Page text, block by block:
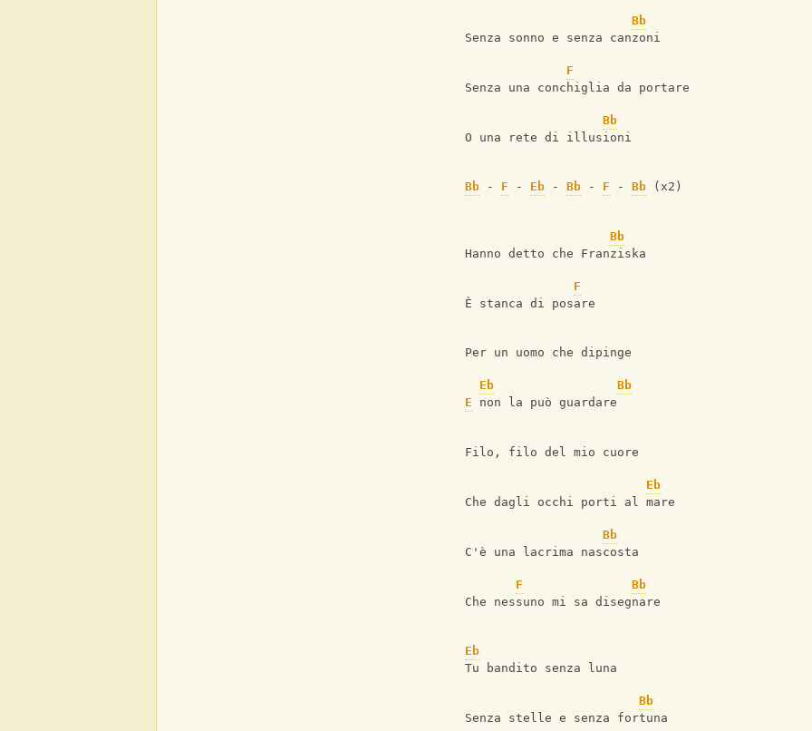
Bb
Senza sonno e senza canzoni
F
Senza una conchiglia da portare
Bb
O una rete di illusioni
Bb - F - Eb - Bb - F - Bb (x2)
Bb
Hanno detto che Franziska
F
È stanca di posare
Per un uomo che dipinge
Eb
Bb
E non la può guardare
Filo, filo del mio cuore
Eb
Che dagli occhi porti al mare
Bb
C'è una lacrima nascosta
F
Bb
Che nessuno mi sa disegnare
Eb
Tu bandito senza luna
Bb
Senza stelle e senza fortuna